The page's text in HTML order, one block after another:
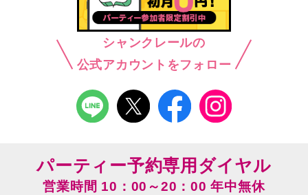
シャンクレールの
公式アカウントをフォロー
パーティー予約専用ダイヤル
営業時間 10：00～20：00 年中無休